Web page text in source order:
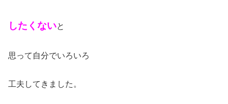
したくないと
思って自分でいろいろ
工夫してきました。